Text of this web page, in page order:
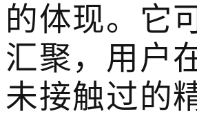
的体现。它
汇聚，用户
未接触过的